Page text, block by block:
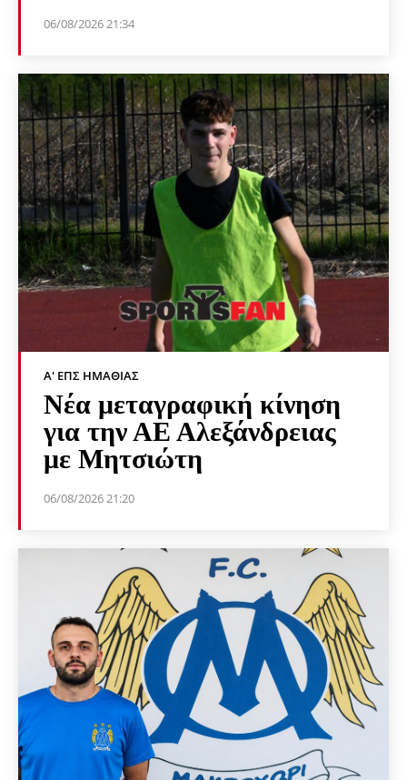
06/08/2026 21:34
Α' ΕΠΣ ΗΜΑΘΊΑΣ
Νέα μεταγραφική κίνηση
για την ΑΕ Αλεξάνδρειας
με Μητσιώτη
06/08/2026 21:20